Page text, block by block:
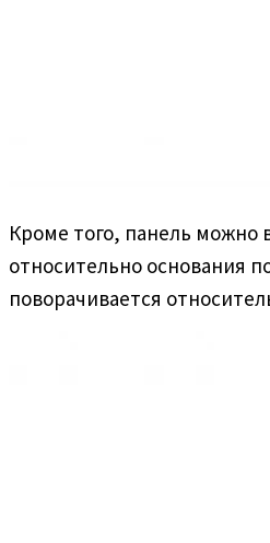
Кроме того, панель можно
относительно основания
поворачивается